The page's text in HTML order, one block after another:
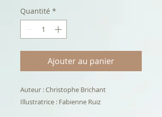
Quantité *
Ajouter au panier
Auteur : Christophe Brichant
Illustratrice : Fabienne Ruiz